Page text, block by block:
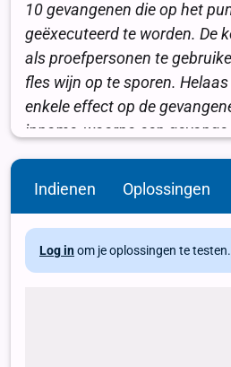
Indienen Oplossingen
Log in om je oplossingen te testen.